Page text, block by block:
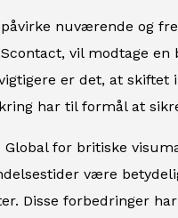
nuværende og
vil modtage
er det, at skiftet
har til formål at
Global for britiske
være
Disse forbedringer